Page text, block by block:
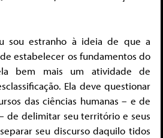
sou estranho à ideia de que a
estabelecer os fundamentos do
bem mais um atividade de
Ela deve questionar
das ciências humanas – e de
de delimitar seu território e seus
seu discurso daquilo tidos